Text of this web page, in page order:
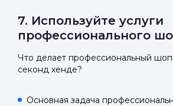
7. Используйте услуги
профессионального
Что делает профессиональный
секонд хенде?
Основная задача